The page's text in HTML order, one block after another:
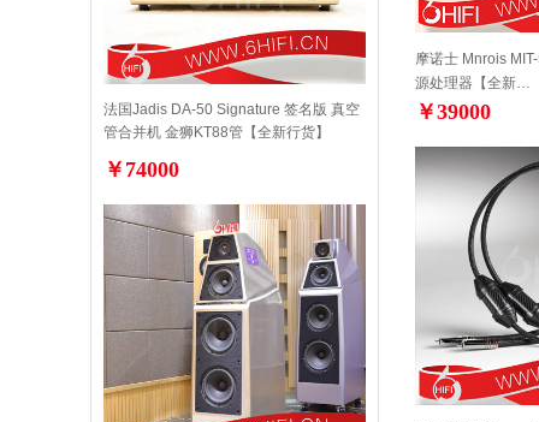
法国Jadis DA-50 Signature 签名版 真空
管合并机 金狮KT88管【全新行货】
￥74000
摩诺士 Mnrois
源处理器【全新…
￥39000